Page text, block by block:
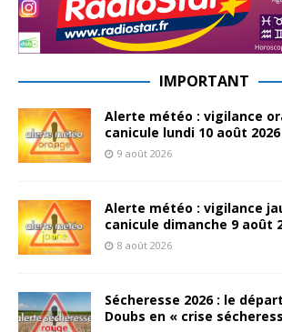
IMPORTANT
Alerte météo : vigilance
canicule lundi 10 août 2026
9 août 2026
Alerte météo : vigilance
canicule dimanche 9 août
8 août 2026
Sécheresse 2026 : le
Doubs en « crise